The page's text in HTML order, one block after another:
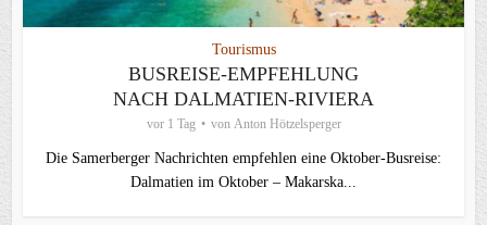
Tourismus
BUSREISE-EMPFEHLUNG
NACH DALMATIEN-RIVIERA
vor 1 Tag von Anton Hötzelsperger
Die Samerberger Nachrichten empfehlen eine Oktober-Busreise:
Dalmatien im Oktober – Makarska...